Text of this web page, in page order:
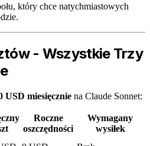
który chce natychmiastowych
- Wszystkie Trzy
USD miesięcznie na Claude Sonnet:
Roczne
oszczędności
Wymagany
wysiłek